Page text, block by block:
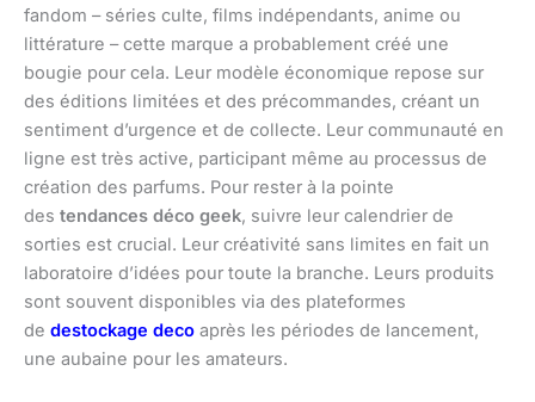
fandom – séries culte, films indépendants, anime ou
littérature – cette marque a probablement créé une
bougie pour cela. Leur modèle économique repose sur
des éditions limitées et des précommandes, créant un
sentiment d’urgence et de collecte. Leur communauté en
ligne est très active, participant même au processus de
création des parfums. Pour rester à la pointe
des tendances déco geek, suivre leur calendrier de
sorties est crucial. Leur créativité sans limites en fait un
laboratoire d’idées pour toute la branche. Leurs produits
sont souvent disponibles via des plateformes
de destockage deco après les périodes de lancement,
une aubaine pour les amateurs.